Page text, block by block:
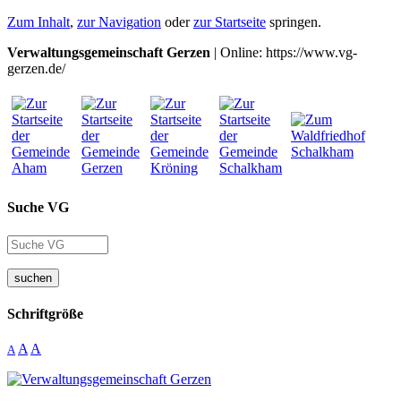
Zum Inhalt, zur Navigation oderzur Startseite springen.
Verwaltungsgemeinschaft Gerzen | Online: https://www.vg-
gerzen.de/
Suche VG
suchen
Schriftgröße
A A A